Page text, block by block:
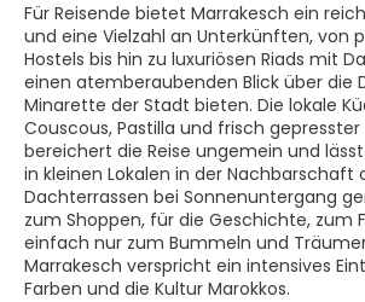
Für Reisende bietet Marrakesch ein
und eine Vielzahl an Unterkünften, von
Hostels bis hin zu luxuriösen Riads mit
einen atemberaubenden Blick über die
Minarette der Stadt bieten. Die lokale
Couscous, Pastilla und frisch
bereichert die Reise ungemein und
in kleinen Lokalen in der Nachbarschaft
Dachterrassen bei Sonnenuntergang
zum Shoppen, für die Geschichte, zum
einfach nur zum Bummeln und
Marrakesch verspricht ein intensives
Farben und die Kultur Marokkos.